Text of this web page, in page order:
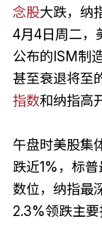
念股大跌，纳
4月4日周二，
公布的ISM制
甚至衰退将至
指数和纳指高
午盘时美股集
跌近1%，标
数位，纳指最
2.3%领跌主要